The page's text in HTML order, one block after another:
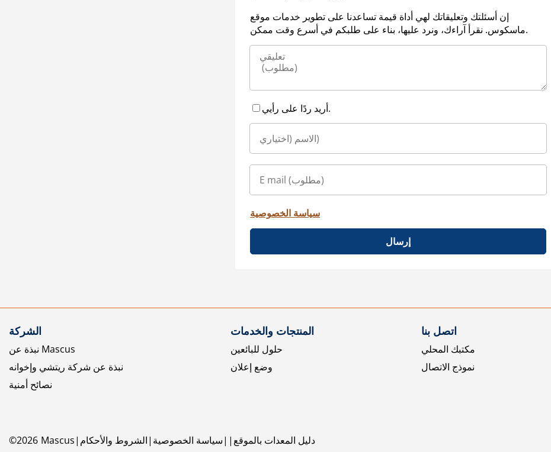
إن أسئلتك وتعليقاتك لهي أداة قيمة تساعدنا على تطوير خدمات موقع
ماسكوس. نقرأ آراءك، ونرد عليها، بناء على طلبكم في أسرع وقت ممكن.
أريد ردًا على رأيي.
سياسة الخصوصية
إرسال
الشركة
نبذة عن Mascus
نبذة عن شركة ريتشي وإخوانه
نصائح أمنية
المنتجات والخدمات
حلول للبائعين
وضع إعلان
اتصل بنا
مكتبك المحلي
نموذج الاتصال
©2026 Mascus الشروط والأحكام سياسة الخصوصية دليل المعدات بالموقع